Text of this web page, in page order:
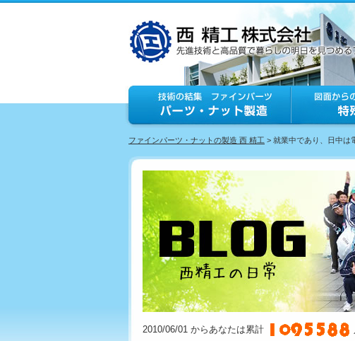
ファインパーツ・ナットの製造 西 精工 > 就業中であり、日中は
2010/06/01 からあなたは累計